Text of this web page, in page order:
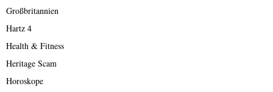
Großbritannien
Hartz 4
Health & Fitness
Heritage Scam
Horoskope